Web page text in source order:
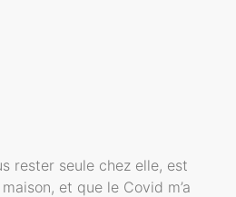
rester seule chez elle, est
et que le Covid m’a